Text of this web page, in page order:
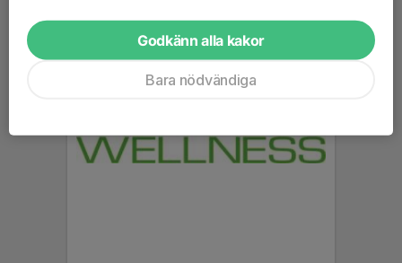
Godkänn alla kakor
Bara nödvändiga